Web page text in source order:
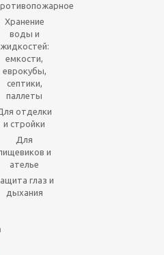
Хранение
воды и
жидкостей:
емкости,
еврокубы,
септики,
паллеты
отделки
и стройки
Для
и
ателье
глаз и
дыхания